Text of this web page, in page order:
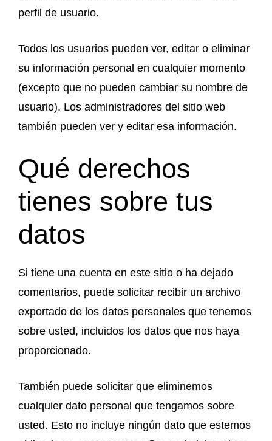
perfil de usuario.
Todos los usuarios pueden ver, editar o eliminar
su información personal en cualquier momento
(excepto que no pueden cambiar su nombre de
usuario). Los administradores del sitio web
también pueden ver y editar esa información.
Qué derechos
tienes sobre tus
datos
Si tiene una cuenta en este sitio o ha dejado
comentarios, puede solicitar recibir un archivo
exportado de los datos personales que tenemos
sobre usted, incluidos los datos que nos haya
proporcionado.
También puede solicitar que eliminemos
cualquier dato personal que tengamos sobre
usted. Esto no incluye ningún dato que estemos